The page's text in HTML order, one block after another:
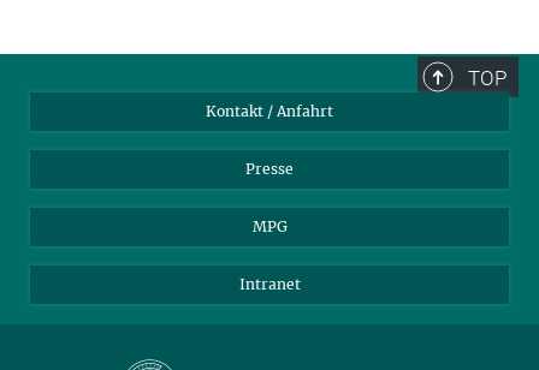
TOP
Kontakt / Anfahrt
Presse
MPG
Intranet